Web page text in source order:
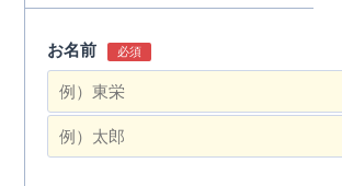
お名前 必須